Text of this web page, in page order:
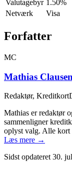
Valutagebyr 1.50%
Netværk
Visa
Forfatter
MC
Mathias Clausen
Redaktør,
Mathias er redaktør
sammenligner
oplyst valg. Alle kort
Læs mere →
Sidst opdateret30.